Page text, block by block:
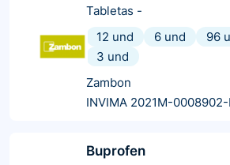
Tabletas -
12 und
6 und 96
3 und
Zambon
INVIMA 2021M-0008902-
Buprofen